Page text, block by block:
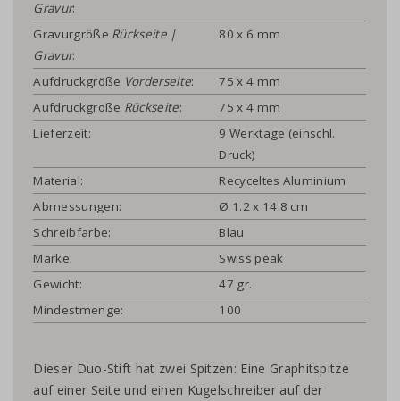
Gravur:
Gravurgröße Rückseite |
Gravur:
80 x 6 mm
Aufdruckgröße Vorderseite:
75 x 4 mm
Aufdruckgröße Rückseite:
75 x 4 mm
Lieferzeit:
9 Werktage (einschl.
Druck)
Material:
Recyceltes Aluminium
Abmessungen:
Ø 1.2 x 14.8 cm
Schreibfarbe:
Blau
Marke:
Swiss peak
Gewicht:
47 gr.
Mindestmenge:
100
Dieser Duo-Stift hat zwei Spitzen: Eine Graphitspitze
auf einer Seite und einen Kugelschreiber auf der